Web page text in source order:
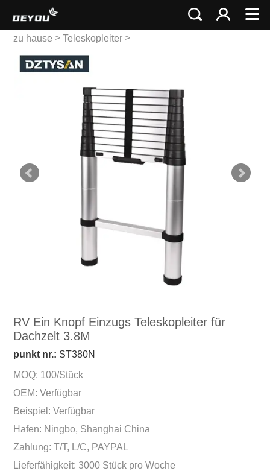
zu hause >Teleskopleiter >
Einzel-Teleskopleiter
RV Ein Knopf Einzugs Teleskopleiter für
Dachzelt 3.8M
punkt nr.: ST380N
MOQ: 100/Stück
OEM: Verfügbar
Beispiel: Verfügbar
Hafen: Ningbo, Shanghai China
Zahlung: T/T, L/C, PAYPAL
Lieferfähigkeit: 3000 Stück pro Woche